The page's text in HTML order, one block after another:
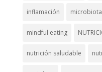
inflamación microbiota
mindful eating
nutrición saludable